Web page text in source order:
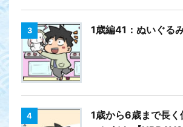
3 1歳編41：ぬいぐる
4
1歳から6歳まで長く